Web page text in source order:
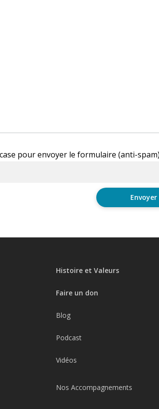
pour envoyer le formulaire (anti-
Histoire et Valeurs
Faire un don
Blog
Podcast
Vidéos
Nos Accompagnements